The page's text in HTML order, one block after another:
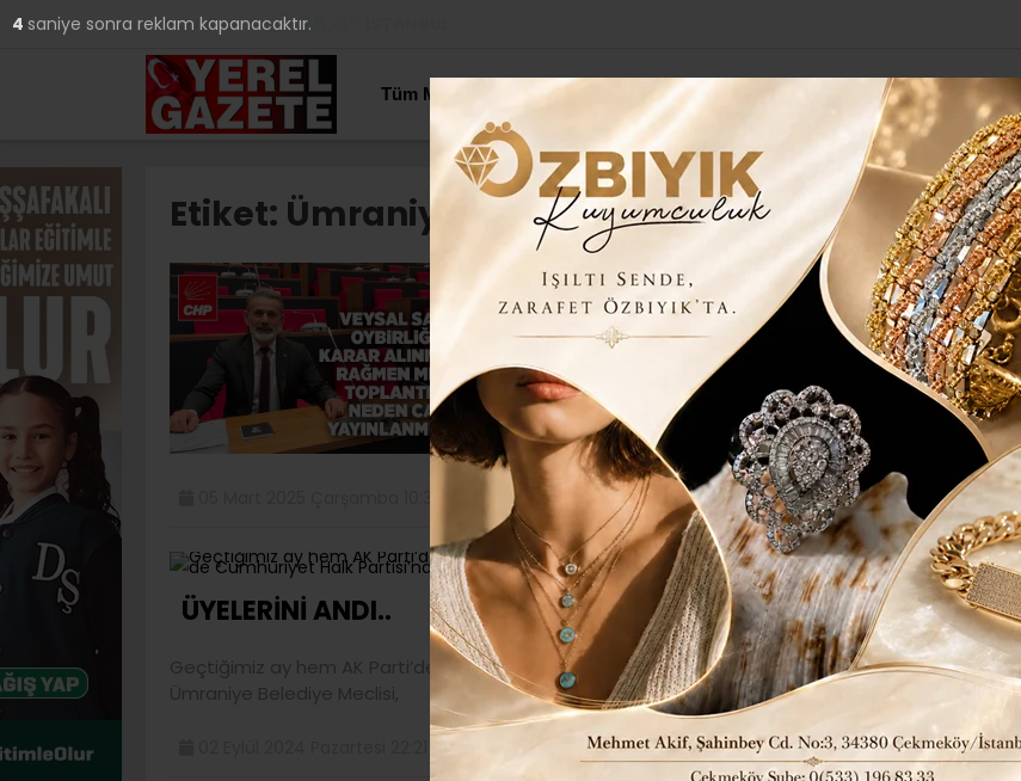
YAZARLAR 25.6
Tüm Manşetler Yerel Haberler Genel Siyaset Kültür Sanat
Etiket: Ümraniye Belediye Meclisi
Sarar; “Oybirliği ile geçen karara
rağmen meclis neden canlı
yayınlanmıyor?”
Ümraniye Belediye Meclisi Mart ayı ilk oturumunda
konuşan CHP Meclis Üyesi ve Grup Sözcüsü Veysal
HEM AK PARTİ HEM CHP KAYIP MECLİS
ÜYELERİNİ ANDI..
Geçtiğimiz ay hem AK Parti’den hem de Cumhuriyet Halk Partisi’nden vefatların yaşandığı
Ümraniye Belediye Meclisi,
3 saniye sonra reklam kapanacaktır.